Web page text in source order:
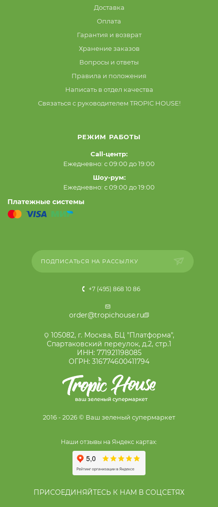
Доставка
Оплата
Гарантия и возврат
Хранение заказов
Вопросы и ответы
Правила и положения
Написать в отдел качества
Связаться с руководителем TROPIC HOUSE!
РЕЖИМ РАБОТЫ
Call-центр:
Ежедневно: с 09:00 до 19:00
Шоу-рум:
Ежедневно: с 09:00 до 19:00
ПОДПИСАТЬСЯ НА РАССЫЛКУ
+7 (495) 868 10 86
order@tropichouse.ru
105082, г. Москва, БЦ "Платформа",
Спартаковский переулок, д.2, стр.1
ИНН: 771921198085
ОГРН: 316774600411794
2016 - 2026 © Ваш зеленый супермаркет
Наши отзывы на Яндекс картах:
ПРИСОЕДИНЯЙТЕСЬ К НАМ В СОЦСЕТЯХ